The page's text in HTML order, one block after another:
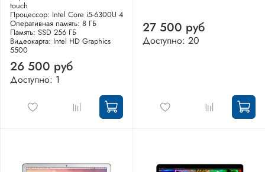
touch
Процессор: Intel Core i5-6300U 4
Оперативная память: 8 ГБ
Память: SSD 256 ГБ
Видеокарта: Intel HD Graphics
5500
26 500 руб
Доступно: 1
27 500 руб
Доступно: 20